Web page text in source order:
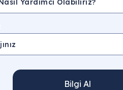
Bilgi Al